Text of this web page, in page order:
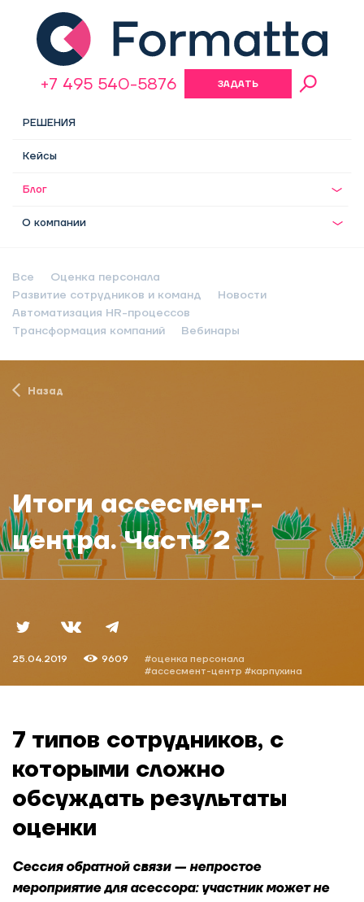
РЕШЕНИЯ
Кейсы
Блог
О компании
+7 495 540-5876 ЗАДАТЬ
Все
Оценка персонала
Развитие сотрудников и команд
Новости
Автоматизация HR-процессов
Трансформация компаний
Вебинары
Назад
Итоги ассесмент-
центра. Часть 2
25.04.2019 9609
#оценка персонала
#ассесмент-центр #карпухина
7 типов сотрудников, с
которыми сложно
обсуждать результаты
оценки
Сессия обратной связи — непростое
мероприятие для асессора: участник может не